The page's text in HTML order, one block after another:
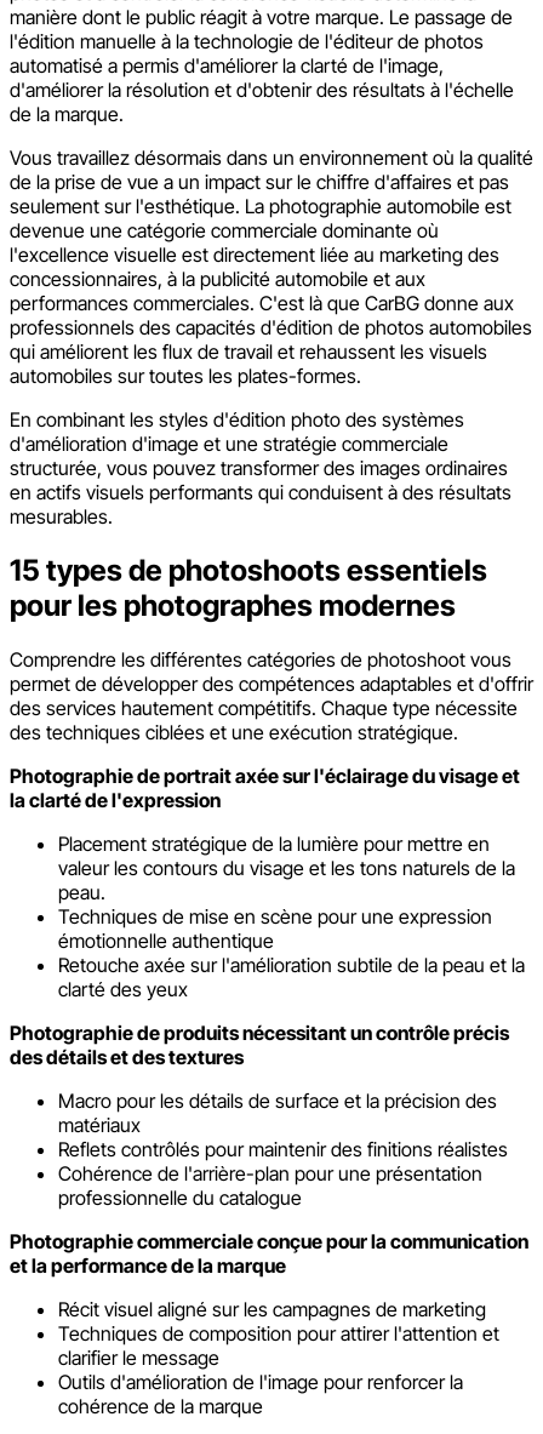
manière dont le public réagit à votre marque. Le passage de
l'édition manuelle à la technologie de l'éditeur de photos
automatisé a permis d'améliorer la clarté de l'image,
d'améliorer la résolution et d'obtenir des résultats à l'échelle
de la marque.
Vous travaillez désormais dans un environnement où la qualité
de la prise de vue a un impact sur le chiffre d'affaires et pas
seulement sur l'esthétique. La photographie automobile est
devenue une catégorie commerciale dominante où
l'excellence visuelle est directement liée au marketing des
concessionnaires, à la publicité automobile et aux
performances commerciales. C'est là que CarBG donne aux
professionnels des capacités d'édition de photos automobiles
qui améliorent les flux de travail et rehaussent les visuels
automobiles sur toutes les plates-formes.
En combinant les styles d'édition photo des systèmes
d'amélioration d'image et une stratégie commerciale
structurée, vous pouvez transformer des images ordinaires
en actifs visuels performants qui conduisent à des résultats
mesurables.
15 types de photoshoots essentiels
pour les photographes modernes
Comprendre les différentes catégories de photoshoot vous
permet de développer des compétences adaptables et d'offrir
des services hautement compétitifs. Chaque type nécessite
des techniques ciblées et une exécution stratégique.
Photographie de portrait axée sur l'éclairage du visage et
la clarté de l'expression
Placement stratégique de la lumière pour mettre en
valeur les contours du visage et les tons naturels de la
peau.
Techniques de mise en scène pour une expression
émotionnelle authentique
Retouche axée sur l'amélioration subtile de la peau et la
clarté des yeux
Photographie de produits nécessitant un contrôle précis
des détails et des textures
Macro pour les détails de surface et la précision des
matériaux
Reflets contrôlés pour maintenir des finitions réalistes
Cohérence de l'arrière-plan pour une présentation
professionnelle du catalogue
Photographie commerciale conçue pour la communication
et la performance de la marque
Récit visuel aligné sur les campagnes de marketing
Techniques de composition pour attirer l'attention et
clarifier le message
Outils d'amélioration de l'image pour renforcer la
cohérence de la marque